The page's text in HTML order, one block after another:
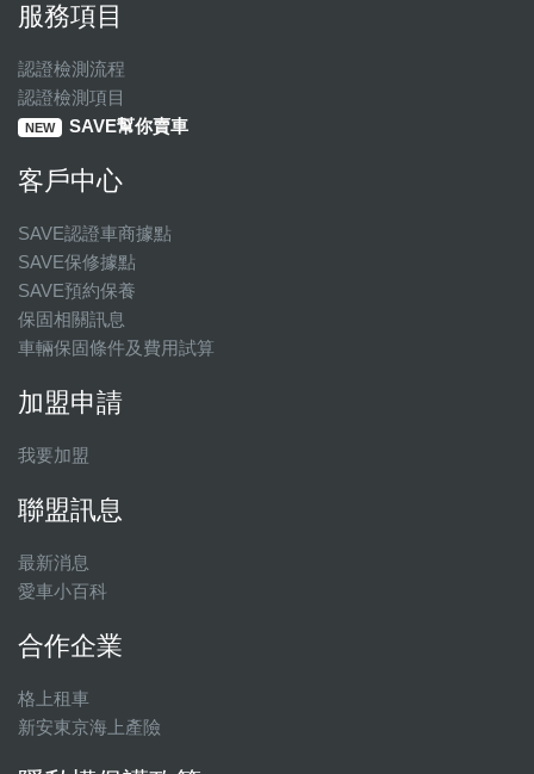
服務項目
認證檢測流程
認證檢測項目
NEW SAVE幫你賣車
客戶中心
SAVE認證車商據點
SAVE保修據點
SAVE預約保養
保固相關訊息
車輛保固條件及費用試算
加盟申請
我要加盟
聯盟訊息
最新消息
愛車小百科
合作企業
格上租車
新安東京海上產險